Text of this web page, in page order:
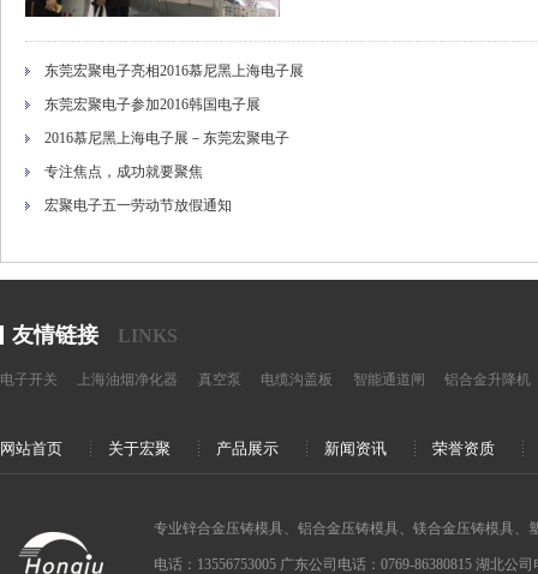
东莞宏聚电子亮相2016慕尼黑上海电子展
东莞宏聚电子参加2016韩国电子展
2016慕尼黑上海电子展－东莞宏聚电子
专注焦点，成功就要聚焦
宏聚电子五一劳动节放假通知
友情链接 LINKS
电子开关 上海油烟净化器 真空泵 电缆沟盖板 智能通道闸 铝合金升降机
网站首页 关于宏聚 产品展示 新闻资讯 荣誉资质
专业锌合金压铸模具、铝合金压铸模具、镁合金压铸模具、
电话：13556753005 广东公司电话：0769-86380815 湖北公